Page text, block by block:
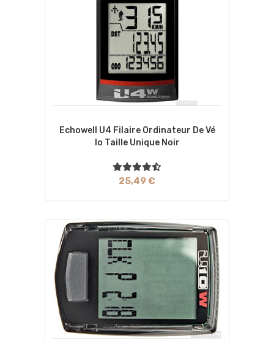
Echowell U4 Filaire Ordinateur De Vé
Lo Taille Unique Noir
25,49 €